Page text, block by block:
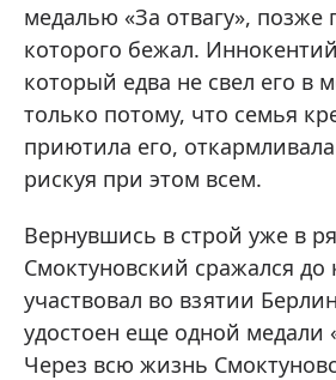
медалью «За отвагу», позже
которого бежал.
который едва не свел его в
только потому, что семья
приютила его,
рискуя при этом всем.
Вернувшись в строй уже в
Смоктуновский сражался
участвовал во взятии
удостоен еще одной медали
Через всю жизнь